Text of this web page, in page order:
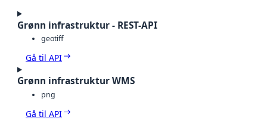
Grønn infrastruktur - REST-API
geotiff
Gå til API
Grønn infrastruktur WMS
png
Gå til API